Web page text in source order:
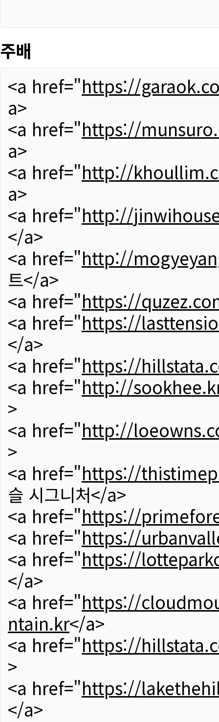
주배
<a href="https://
a>
<a href="https://
a>
<a href="http://
a>
<a href="http://
</a>
<a href="http://
트</a>
<a href="https://
<a href="https://
</a>
<a href="https://
<a href="http://
>
<a href="http://
>
<a href="https://
슬 시그니처</a>
<a href="https://
<a href="https://
<a href="https://
</a>
<a href="https://
ntain.kr</a>
<a href="https://
>
<a href="https://
</a>